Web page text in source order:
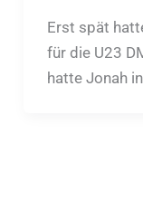
Erst spät
für die U23
hatte Jonah